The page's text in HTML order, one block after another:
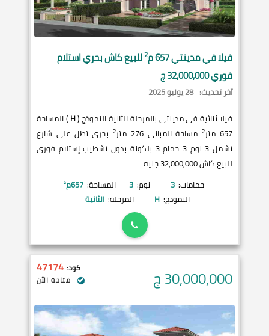
فيلا فيمدينتي 2للبيع كاش بحري استلام
فوري 32,000,000 ج
آخر تحديث: 28 يوليو 2025
فيلا ثنائية في مدينتي بالمرحلة الثانية النموذج (H ) المساحة
657 متر
2مساحة المباني 276 متر 2بحري تطل على شارع
تشمل 3 نوم 3 حمام 3 بلكونة بدون تشطيب إستلام فوري
للبيع كاش 32,000,000 جنيه
حمامات: 3 نوم: 3 المساحة: 657م²
النموذج: H المرحلة: الثانية
30,000,000ج كود: 47174
متاحة الآن